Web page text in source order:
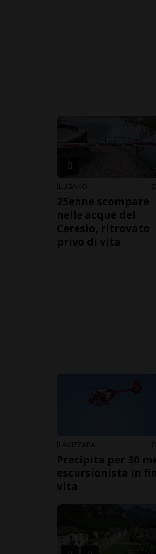
LUGANO
25enne scompare
nelle acque del
Ceresio, ritrovato
privo di vita
LAVIZZARA
Precipita per 30
escursionista in
vita